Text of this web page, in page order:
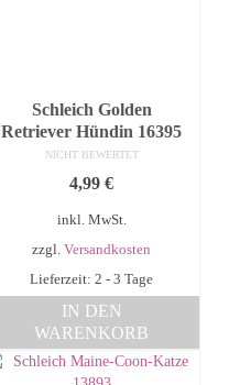
Schleich Golden
Retriever Hündin 16395
NICHT BEWERTET
4,99€
inkl. MwSt.
zzgl.Versandkosten
Lieferzeit: 2 - 3 Tage
IN DEN
WARENKORB